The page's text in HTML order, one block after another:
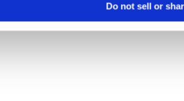
Do not sell or